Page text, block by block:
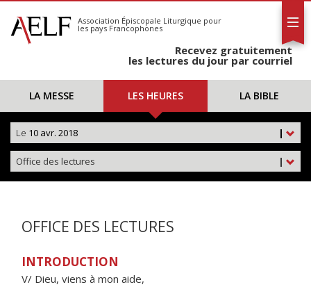
S'abonner
Calendrier
Association Épiscopale Liturgique pour
les pays Francophones
Recevez gratuitement
les lectures du jour par courriel
LA MESSE LES HEURES LA BIBLE
|
Le 10 avr. 2018
|
Office des lectures
OFFICE DES LECTURES
INTRODUCTION
V/ Dieu, viens à mon aide,